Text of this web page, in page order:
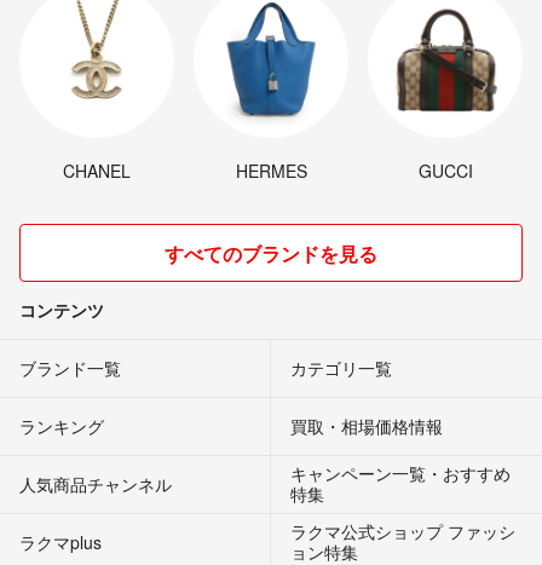
CHANEL HERMES GUCCI
すべてのブランドを見る
コンテンツ
ブランド一覧 カテゴリ一覧
ランキング 買取・相場価格情報
人気商品チャンネル
キャンペーン一覧・おすすめ
特集
ラクマplus
ラクマ公式ショップ ファッシ
ョン特集